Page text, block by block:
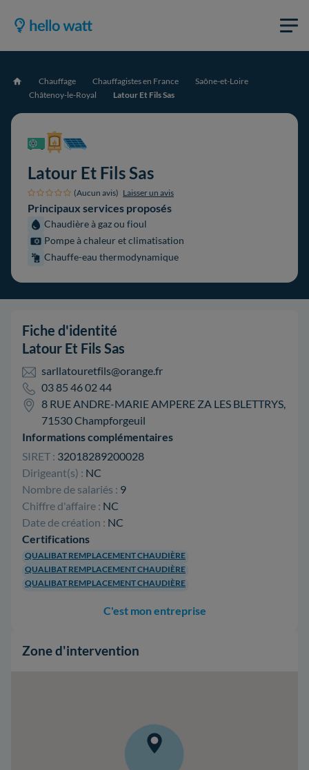
Accueil Chauffage Chauffagistes en France
Saône-et-Loire
Châtenoy-le-Royal
Latour Et Fils Sas
Latour Et Fils Sas
(Aucun avis) Laisser un avis
Principaux services proposés
Chaudière à gaz ou fioul
Pompe à chaleur et climatisation
Chauffe-eau thermodynamique
Fiche d'identité
Latour Et Fils Sas
sarllatouretfils@orange.fr
03 85 46 02 44
8 RUE ANDRE-MARIE AMPERE ZA LES BLETTRYS,
71530 Champforgeuil
Informations complémentaires
SIRET : 32018289200028
Dirigeant(s) : NC
Nombre de salariés : 9
Chiffre d'affaire : NC
Date de création : NC
Certifications
QUALIBAT REMPLACEMENT CHAUDIÈRE
QUALIBAT REMPLACEMENT CHAUDIÈRE
QUALIBAT REMPLACEMENT CHAUDIÈRE
C'est mon entreprise
Zone d'intervention